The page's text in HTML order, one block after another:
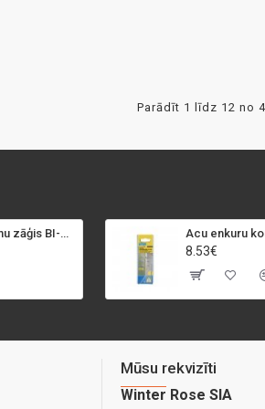
Parādīt 1 līdz 12 no
SPECIALIST+ caurumu zāģis BI-METAL, 98 mm
8.53€
Mūsu rekvizīti
Winter Rose SIA